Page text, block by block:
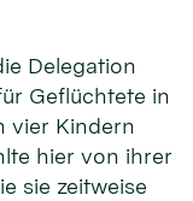
Delegation
Geflüchtete in
vier Kindern
hier von ihrer
sie zeitweise